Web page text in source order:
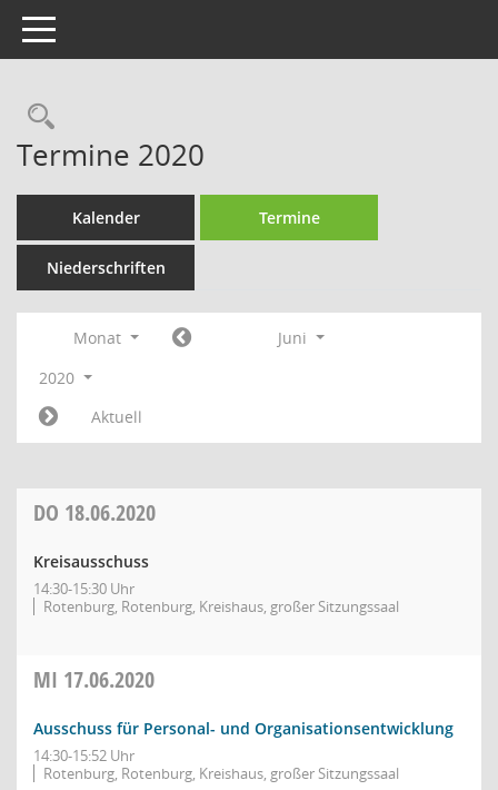
Toggle navigation
Rechercheauswahl
Termine 2020
Kalender Termine
Niederschriften
Monat
Juni
2020
Aktuell
DO 18.06.2020
Kreisausschuss
14:30-15:30 Uhr
Rotenburg, Rotenburg, Kreishaus, großer Sitzungssaal
MI 17.06.2020
Ausschuss für Personal- und Organisationsentwicklung
14:30-15:52 Uhr
Rotenburg, Rotenburg, Kreishaus, großer Sitzungssaal